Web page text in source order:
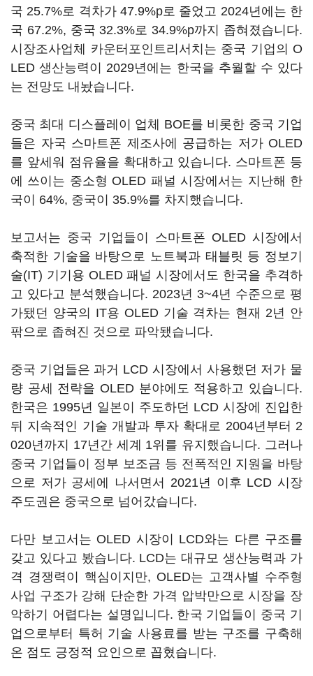
국 25.7%로 격차가 47.9%p로 줄었고 2024년에는 한
국 67.2%, 중국 32.3%로 34.9%p까지 좁혀졌습니다.
시장조사업체 카운터포인트리서치는 중국 기업의 O
LED 생산능력이 2029년에는 한국을 추월할 수 있다
는 전망도 내놨습니다.
중국 최대 디스플레이 업체 BOE를 비롯한 중국 기업
들은 자국 스마트폰 제조사에 공급하는 저가 OLED
를 앞세워 점유율을 확대하고 있습니다. 스마트폰 등
에 쓰이는 중소형 OLED 패널 시장에서는 지난해 한
국이 64%, 중국이 35.9%를 차지했습니다.
보고서는 중국 기업들이 스마트폰 OLED 시장에서
축적한 기술을 바탕으로 노트북과 태블릿 등 정보기
술(IT) 기기용 OLED 패널 시장에서도 한국을 추격하
고 있다고 분석했습니다. 2023년 3~4년 수준으로 평
가됐던 양국의 IT용 OLED 기술 격차는 현재 2년 안
팎으로 좁혀진 것으로 파악됐습니다.
중국 기업들은 과거 LCD 시장에서 사용했던 저가 물
량 공세 전략을 OLED 분야에도 적용하고 있습니다.
한국은 1995년 일본이 주도하던 LCD 시장에 진입한
뒤 지속적인 기술 개발과 투자 확대로 2004년부터 2
020년까지 17년간 세계 1위를 유지했습니다. 그러나
중국 기업들이 정부 보조금 등 전폭적인 지원을 바탕
으로 저가 공세에 나서면서 2021년 이후 LCD 시장
주도권은 중국으로 넘어갔습니다.
다만 보고서는 OLED 시장이 LCD와는 다른 구조를
갖고 있다고 봤습니다. LCD는 대규모 생산능력과 가
격 경쟁력이 핵심이지만, OLED는 고객사별 수주형
사업 구조가 강해 단순한 가격 압박만으로 시장을 장
악하기 어렵다는 설명입니다. 한국 기업들이 중국 기
업으로부터 특허 기술 사용료를 받는 구조를 구축해
온 점도 긍정적 요인으로 꼽혔습니다.